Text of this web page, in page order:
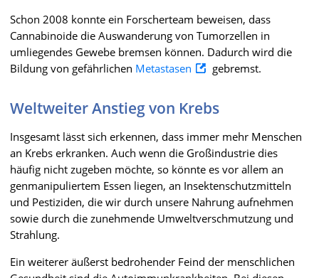
Schon 2008 konnte ein Forscherteam beweisen, dass
Cannabinoide die Auswanderung von Tumorzellen in
umliegendes Gewebe bremsen können. Dadurch wird die
Bildung von gefährlichen Metastasen gebremst.
Weltweiter Anstieg von Krebs
Insgesamt lässt sich erkennen, dass immer mehr Menschen
an Krebs erkranken. Auch wenn die Großindustrie dies
häufig nicht zugeben möchte, so könnte es vor allem an
genmanipuliertem Essen liegen, an Insektenschutzmitteln
und Pestiziden, die wir durch unsere Nahrung aufnehmen
sowie durch die zunehmende Umweltverschmutzung und
Strahlung.
Ein weiterer äußerst bedrohender Feind der menschlichen